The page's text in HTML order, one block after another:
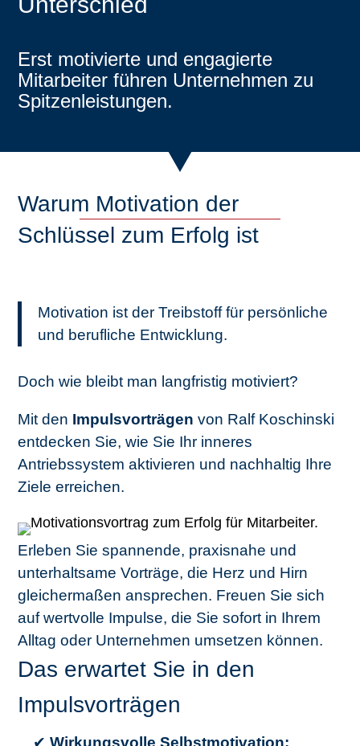
Erst motivierte und engagierte
Mitarbeiter führen Unternehmen zu
Spitzenleistungen.
Warum Motivation der
Schlüssel zum Erfolg ist
Motivation ist der Treibstoff für persönliche
und berufliche Entwicklung.
Doch wie bleibt man langfristig motiviert?
Mit den Impulsvorträgen von Ralf Koschinski
entdecken Sie, wie Sie Ihr inneres
Antriebssystem aktivieren und nachhaltig Ihre
Ziele erreichen.
Erleben Sie spannende, praxisnahe und
unterhaltsame Vorträge, die Herz und Hirn
gleichermaßen ansprechen. Freuen Sie sich
auf wertvolle Impulse, die Sie sofort in Ihrem
Alltag oder Unternehmen umsetzen können.
Das erwartet Sie in den
Impulsvorträgen
✔Wirkungsvolle Selbstmotivation: